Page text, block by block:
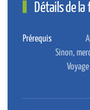
Détails de
Prérequis
Sinon,